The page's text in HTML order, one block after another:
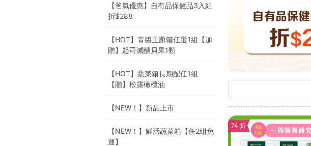
【爸氣優惠】自有品保健品3入組
折$288
【HOT】青醬主題箱任選1組【加
贈】起司減醣貝果1顆
【HOT】蔬菜箱長期配任1組
【贈】松露橄欖油
【NEW！】新品上市
【NEW！】鮮活蔬菜箱【任2組免
運】
74 折